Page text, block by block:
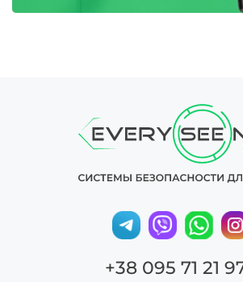
+38 095 71 21